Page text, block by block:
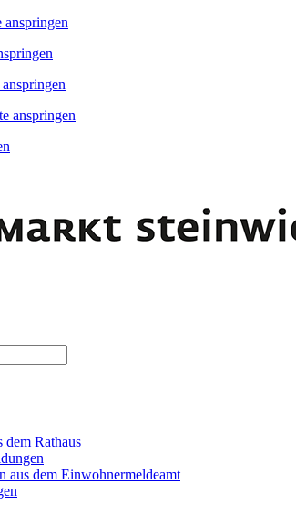
anspringen
anspringen
dem Rathaus
aus dem Einwohnermeldeamt